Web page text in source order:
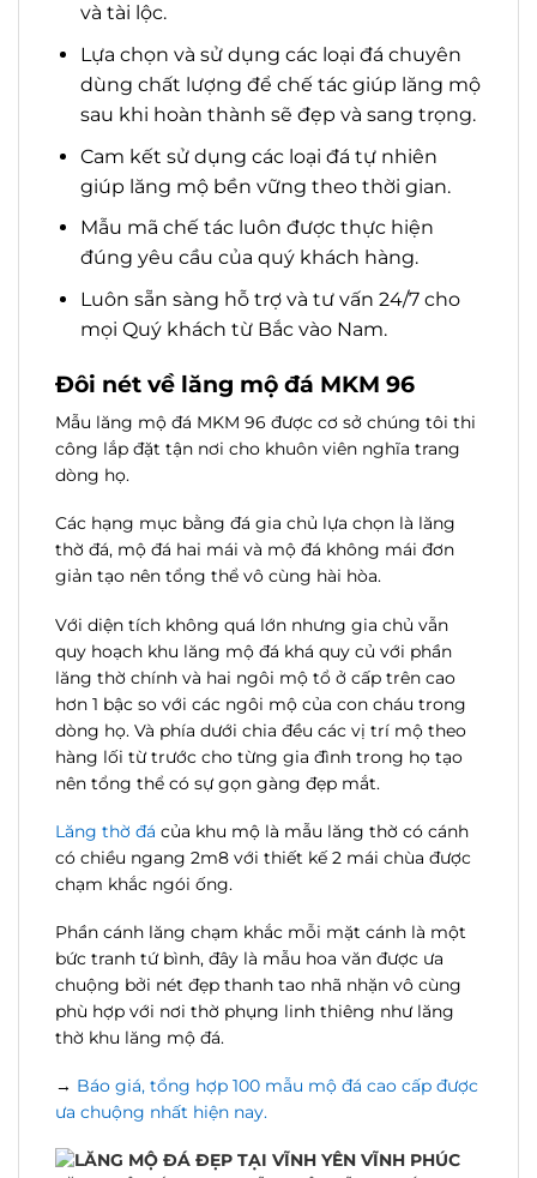
và tài lộc.
Lựa chọn và sử dụng các loại đá chuyên
dùng chất lượng để chế tác giúp lăng mộ
sau khi hoàn thành sẽ đẹp và sang trọng.
Cam kết sử dụng các loại đá tự nhiên
giúp lăng mộ bền vững theo thời gian.
Mẫu mã chế tác luôn được thực hiện
đúng yêu cầu của quý khách hàng.
Luôn sẵn sàng hỗ trợ và tư vấn 24/7 cho
mọi Quý khách từ Bắc vào Nam.
Đôi nét về lăng mộ đá MKM 96
Mẫu lăng mộ đá MKM 96 được cơ sở chúng tôi thi
công lắp đặt tận nơi cho khuôn viên nghĩa trang
dòng họ.
Các hạng mục bằng đá gia chủ lựa chọn là lăng
thờ đá, mộ đá hai mái và mộ đá không mái đơn
giản tạo nên tổng thể vô cùng hài hòa.
Với diện tích không quá lớn nhưng gia chủ vẫn
quy hoạch khu lăng mộ đá khá quy củ với phần
lăng thờ chính và hai ngôi mộ tổ ở cấp trên cao
hơn 1 bậc so với các ngôi mộ của con cháu trong
dòng họ. Và phía dưới chia đều các vị trí mộ theo
hàng lối từ trước cho từng gia đình trong họ tạo
nên tổng thể có sự gọn gàng đẹp mắt.
Lăng thờ đá của khu mộ là mẫu lăng thờ có cánh
có chiều ngang 2m8 với thiết kế 2 mái chùa được
chạm khắc ngói ống.
Phần cánh lăng chạm khắc mỗi mặt cánh là một
bức tranh tứ bình, đây là mẫu hoa văn được ưa
chuộng bởi nét đẹp thanh tao nhã nhặn vô cùng
phù hợp với nơi thờ phụng linh thiêng như lăng
thờ khu lăng mộ đá.
→ Báo giá, tổng hợp 100 mẫu mộ đá cao cấp được
ưa chuộng nhất hiện nay.